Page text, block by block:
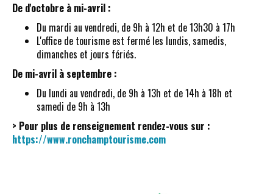
De d'octobre à mi-avril :
Du mardi au vendredi, de 9h à 12h et de 13h30 à 17h
L'office de tourisme est fermé les lundis, samedis,
dimanches et jours fériés.
De mi-avril à septembre :
Du lundi au vendredi, de 9h à 13h et de 14h à 18h et
samedi de 9h à 13h
> Pour plus de renseignement rendez-vous sur :
https://www.ronchamptourisme.com